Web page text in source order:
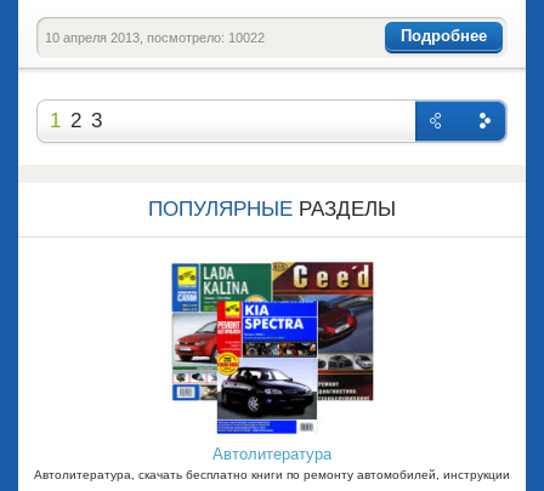
Подробнее
10 апреля 2013, посмотрело: 10022
1 2 3
ПОПУЛЯРНЫЕ РАЗДЕЛЫ
Автолитература
Автолитература, скачать бесплатно книги по ремонту автомобилей, инструкции